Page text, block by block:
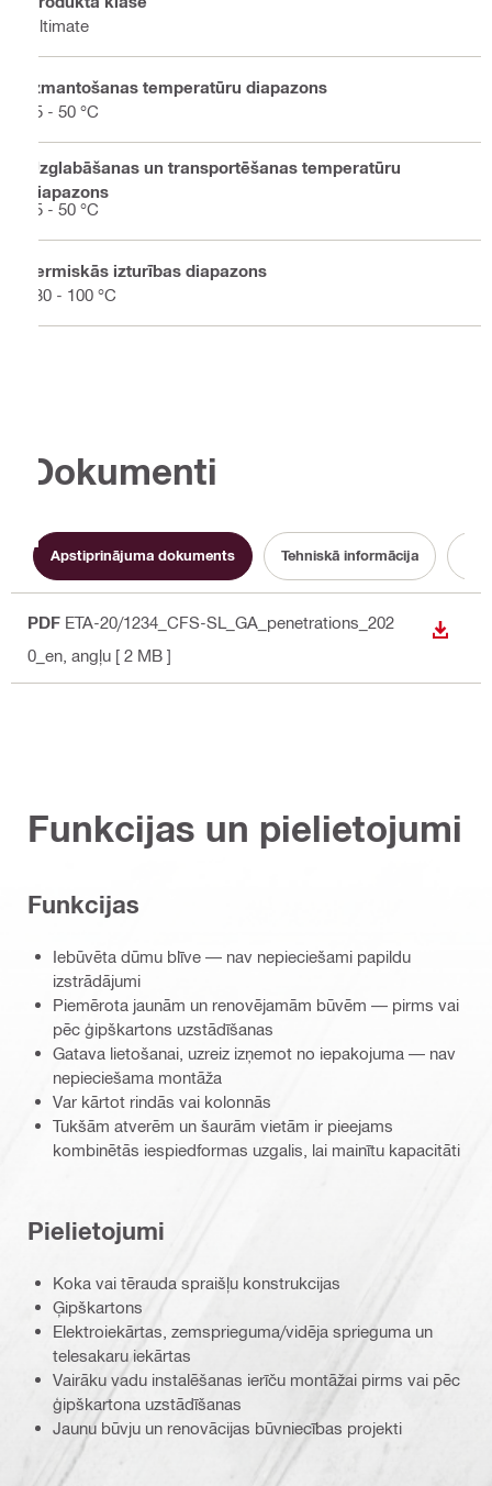
Ultimate
Izmantošanas temperatūru diapazons
-5 - 50 °C
Uzglabāšanas un transportēšanas temperatūru
diapazons
-5 - 50 °C
Termiskās izturības diapazons
-30 - 100 °C
Dokumenti
Apstiprinājuma dokuments Tehniskā informācija
PDF ETA-20/1234_CFS-SL_GA_penetrations_202
0_en , angļu [ 2 MB ]
Funkcijas un pielietojumi
Funkcijas
Iebūvēta dūmu blīve — nav nepieciešami papildu
izstrādājumi
Piemērota jaunām un renovējamām būvēm — pirms vai
pēc ģipškartons uzstādīšanas
Gatava lietošanai, uzreiz izņemot no iepakojuma — nav
nepieciešama montāža
Var kārtot rindās vai kolonnās
Tukšām atverēm un šaurām vietām ir pieejams
kombinētās iespiedformas uzgalis, lai mainītu kapacitāti
Pielietojumi
Koka vai tērauda spraišļu konstrukcijas
Ģipškartons
Elektroiekārtas, zemsprieguma/vidēja sprieguma un
telesakaru iekārtas
Vairāku vadu instalēšanas ierīču montāžai pirms vai pēc
ģipškartona uzstādīšanas
Jaunu būvju un renovācijas būvniecības projekti